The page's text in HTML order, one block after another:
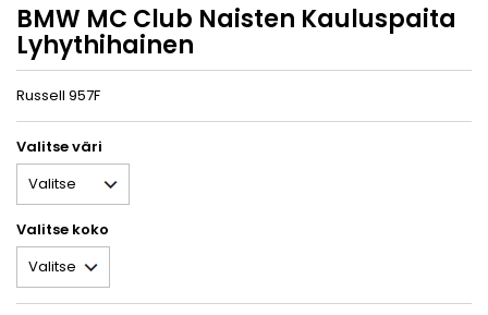
BMW MC Club Naisten Kauluspaita
Lyhythihainen
Russell 957F
Valitse väri
Valitse koko